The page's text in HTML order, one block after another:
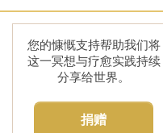
您的慷慨支持帮助我们将
这一冥想与疗愈实践持续
分享给世界。
捐赠